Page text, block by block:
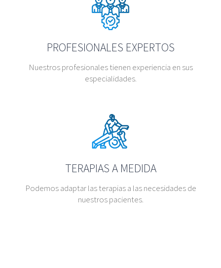
PROFESIONALES EXPERTOS
Nuestros profesionales tienen experiencia en sus
especialidades.
TERAPIAS A MEDIDA
Podemos adaptar las terapias a las necesidades de
nuestros pacientes.